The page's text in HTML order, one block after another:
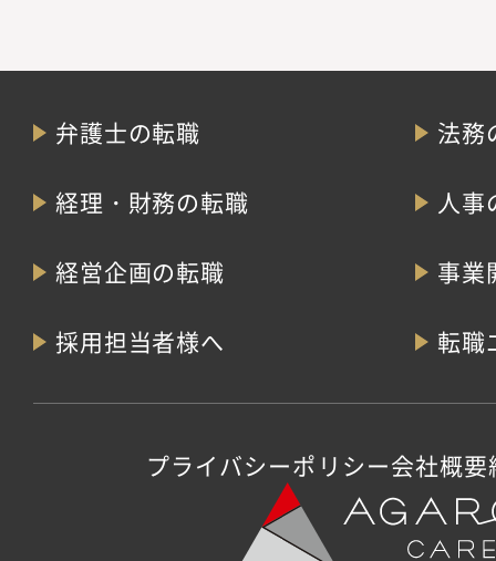
弁護士の転職 法務
経理・財務の転職 人事
経営企画の転職 事業
採用担当者様へ 転職
プライバシーポリシー会社概要